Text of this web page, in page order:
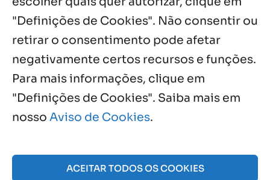
"Definições de Cookies". Não consentir ou
retirar o consentimento pode afetar
negativamente certos recursos e funções.
Para mais informações, clique em
"Definições de Cookies". Saiba mais em
nosso Aviso de Cookies.
ACEITAR TODOS OS COOKIES
Agosto, 2026